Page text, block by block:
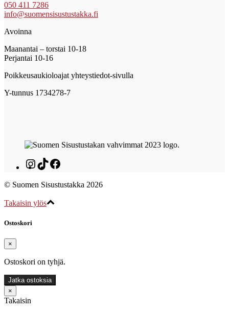
050 411 7286
info@suomensisustustakka.fi
Avoinna
Maanantai – torstai 10-18
Perjantai 10-16
Poikkeusaukioloajat yhteystiedot-sivulla
Y-tunnus 1734278-7
Instagram
TikTok
© Suomen Sisustustakka 2026
Takaisin ylös
Ostoskori
×
Ostoskori on tyhjä.
Jatka ostoksia
×
Takaisin